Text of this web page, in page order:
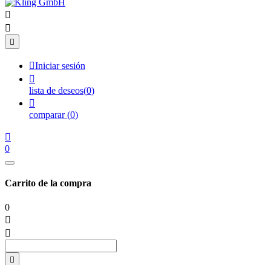



Iniciar sesión

lista de deseos(0)

comparar (0)

0
Carrito de la compra
0


